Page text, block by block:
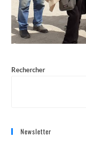
Rechercher
Newsletter